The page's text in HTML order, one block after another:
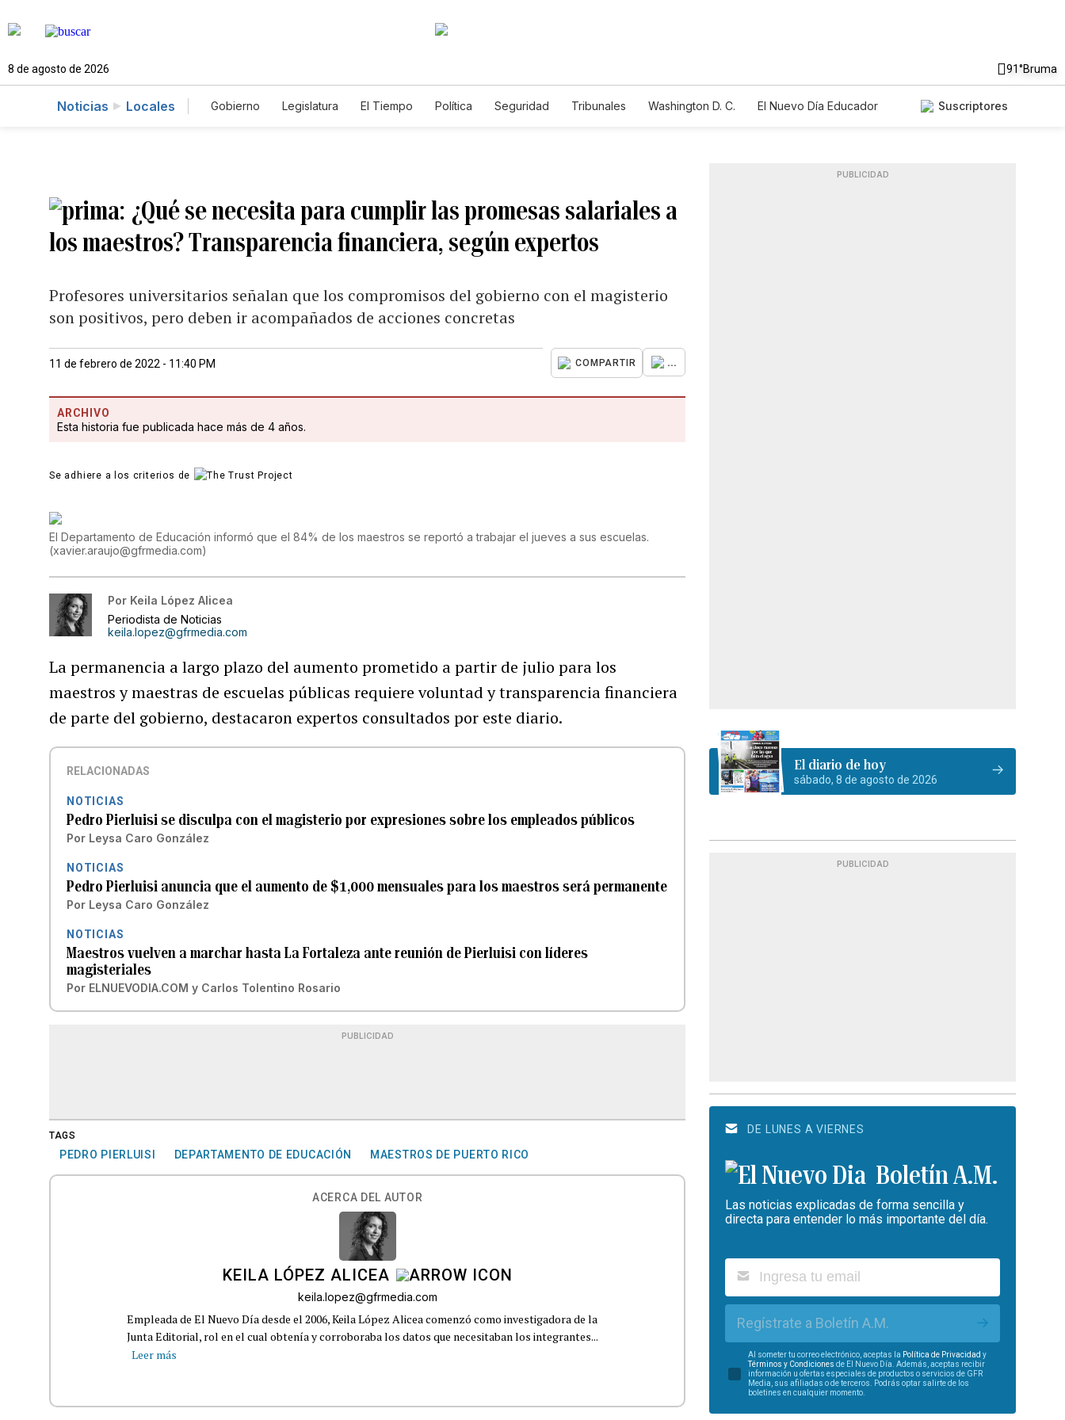
8 de agosto de 2026 91°Bruma
Noticias Locales Gobierno Legislatura El Tiempo Política Seguridad Tribunales Washington D. C.
El Nuevo Día Educador
Suscriptores
¿Qué se necesita para cumplir las promesas salariales a
los maestros? Transparencia financiera, según expertos
Profesores universitarios señalan que los compromisos del gobierno con el magisterio
son positivos, pero deben ir acompañados de acciones concretas
11 de febrero de 2022 - 11:40 PM COMPARTIR ...
ARCHIVO
Esta historia fue publicada hace más de 4 años.
Se adhiere a los criterios de
El Departamento de Educación informó que el 84% de los maestros se reportó a trabajar el jueves a sus escuelas.
(xavier.araujo@gfrmedia.com)
Por Keila López Alicea
Periodista de Noticias
keila.lopez@gfrmedia.com
La permanencia a largo plazo del aumento prometido a partir de julio para los
maestros y maestras de escuelas públicas requiere voluntad y transparencia financiera
de parte del gobierno, destacaron expertos consultados por este diario.
RELACIONADAS
NOTICIAS
Pedro Pierluisi se disculpa con el magisterio por expresiones sobre los empleados públicos
Por Leysa Caro González
NOTICIAS
Pedro Pierluisi anuncia que el aumento de $1,000 mensuales para los maestros será permanente
Por Leysa Caro González
NOTICIAS
Maestros vuelven a marchar hasta La Fortaleza ante reunión de Pierluisi con líderes
magisteriales
Por ELNUEVODIA.COM y Carlos Tolentino Rosario
PUBLICIDAD
TAGS
PEDRO PIERLUISI DEPARTAMENTO DE EDUCACIÓN MAESTROS DE PUERTO RICO
ACERCA DEL AUTOR
KEILA LÓPEZ ALICEA
keila.lopez@gfrmedia.com
Empleada de El Nuevo Día desde el 2006, Keila López Alicea comenzó como investigadora de la
Junta Editorial, rol en el cual obtenía y corroboraba los datos que necesitaban los integrantes...
Leer más
PUBLICIDAD
El diario de hoy
sábado, 8 de agosto de 2026
PUBLICIDAD
DE LUNES A VIERNES
Boletín A.M.
Las noticias explicadas de forma sencilla y
directa para entender lo más importante del día.
Regístrate a Boletín A.M.
Al someter tu correo electrónico, aceptas la Política de Privacidad y
Términos y Condiciones de El Nuevo Día. Además, aceptas recibir
información u ofertas especiales de productos o servicios de GFR
Media, sus afiliadas o de terceros. Podrás optar salirte de los
boletines en cualquier momento.